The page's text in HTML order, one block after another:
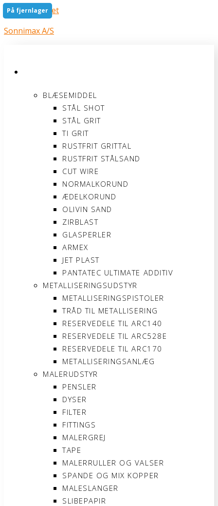
Gå til indholdet
Sonnimax A/S
BLÆSEMIDDEL
STÅL SHOT
STÅL GRIT
TI GRIT
RUSTFRIT GRITTAL
RUSTFRIT STÅLSAND
CUT WIRE
NORMALKORUND
ÆDELKORUND
OLIVIN SAND
ZIRBLAST
GLASPERLER
ARMEX
JET PLAST
PANTATEC ULTIMATE ADDITIV
METALLISERINGSUDSTYR
METALLISERINGSPISTOLER
TRÅD TIL METALLISERING
RESERVEDELE TIL ARC140
RESERVEDELE TIL ARC528E
RESERVEDELE TIL ARC170
METALLISERINGSANLÆG
MALERUDSTYR
PENSLER
DYSER
FILTER
FITTINGS
MALERGREJ
TAPE
MALERRULLER OG VALSER
SPANDE OG MIX KOPPER
MALESLANGER
SLIBEPAPIR
På fjernlager